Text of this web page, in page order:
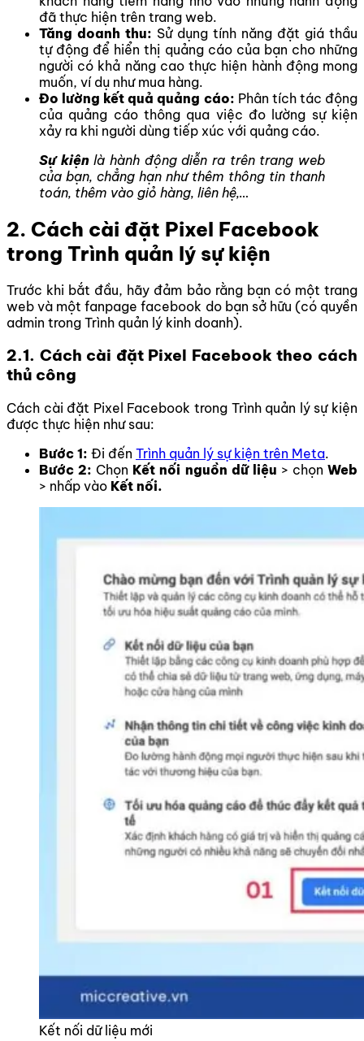
đã thực hiện trên trang web.
Tăng doanh thu: Sử dụng tính năng đặt giá thầu
tự động để hiển thị quảng cáo của bạn cho những
người có khả năng cao thực hiện hành động mong
muốn, ví dụ như mua hàng.
Đo lường kết quả quảng cáo: Phân tích tác động
của quảng cáo thông qua việc đo lường sự kiện
xảy ra khi người dùng tiếp xúc với quảng cáo.
Sự kiệnlà hành động diễn ra trên trang web
của bạn, chẳng hạn như thêm thông tin thanh
toán, thêm vào giỏ hàng, liên hệ,…
2. Cách cài đặt Pixel Facebook
trong Trình quản lý sự kiện
Trước khi bắt đầu, hãy đảm bảo rằng bạn có một trang
web và một fanpage facebook do bạn sở hữu (có quyền
admin trong Trình quản lý kinh doanh).
2.1. Cách cài đặt Pixel Facebook theo cách
thủ công
Cách cài đặt Pixel Facebook trong Trình quản lý sự kiện
được thực hiện như sau:
Bước 1: Đi đến Trình quản lý sự kiện trên Meta.
Bước 2: Chọn Kết nối nguồn dữ liệu > chọnWeb
> nhấp vào Kết nối.
Kết nối dữ liệu mới